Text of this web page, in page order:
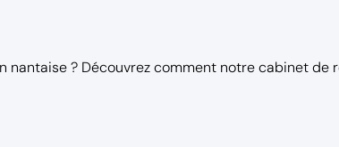
nantaise ? Découvrez comment notrecabinet de